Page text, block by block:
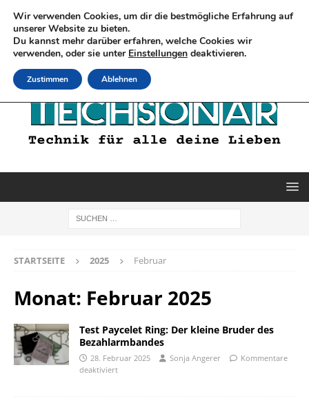
STARTSEITE 2025 Februar
Monat: Februar 2025
Test Paycelet Ring: Der kleine Bruder des
Bezahlarmbandes
28. Februar 2025 Sonja Angerer
Kommentare
deaktiviert
Wir verwenden Cookies, um dir die bestmögliche Erfahrung auf
unserer Website zu bieten.
Du kannst mehr darüber erfahren, welche Cookies wir
verwenden, oder sie unter Einstellungen deaktivieren.
Zustimmen Ablehnen